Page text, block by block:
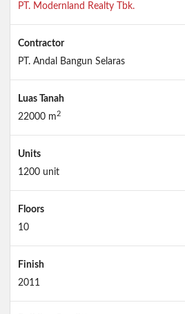
PT. Modernland Realty Tbk.
Contractor
PT. Andal Bangun Selaras
Luas Tanah
22000 m 2
Units
1200 unit
Floors
10
Finish
2011